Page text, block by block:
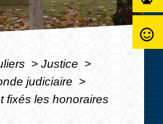
> Justice >
judiciaire >
fixés les honoraires
sentiment_satisfied_alt